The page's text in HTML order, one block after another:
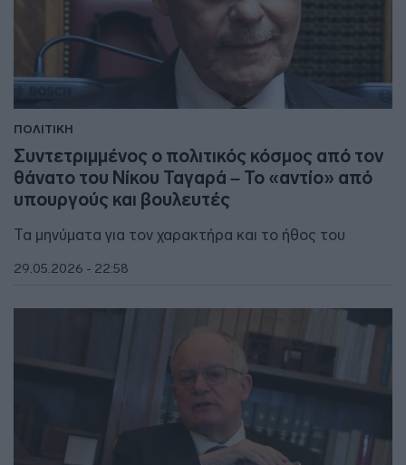
ΠΟΛΙΤΙΚΗ
Συντετριμμένος ο πολιτικός κόσμος από τον
θάνατο του Νίκου Ταγαρά – Το «αντίο» από
υπουργούς και βουλευτές
Τα μηνύματα για τον χαρακτήρα και το ήθος του
29.05.2026 - 22:58